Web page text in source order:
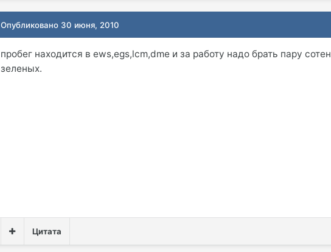
Опубликовано 30 июня, 2010
пробег находится в ews,egs,lcm,dme и за работу надо брать пару сотен
зеленых.
Цитата